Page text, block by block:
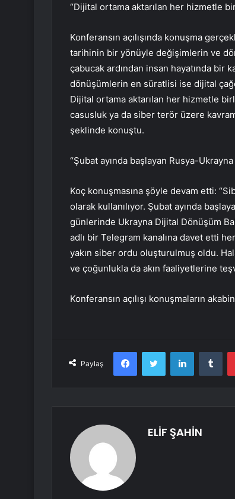
“Dijital ortama aktarılan her hizmetle
Konferansın açılışında konuşma
tarihinin bir yönüyle değişimlerin ve
çabucak ardından insan hayatında bir
dönüşümlerin en süratlisi ise dijital
Dijital ortama aktarılan her hizmetle
casusluk ya da siber terör üzere
şeklinde konuştu.
“Şubat ayında başlayan Rusya-
Koç konuşmasına şöyle devam etti:
olarak kullanılıyor. Şubat ayında
günlerinde Ukrayna Dijital Dönüşüm
adlı bir Telegram kanalına davet etti
yakın siber ordu oluşturulmuş oldu.
ve çoğunlukla da akın faaliyetlerine
Konferansın açılışı konuşmaların
Paylaş
FacebookTwitter LinkedIn
ELİF ŞAHİN